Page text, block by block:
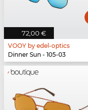
72,00 €
VOOY by edel-optics
Dinner Sun - 105-03